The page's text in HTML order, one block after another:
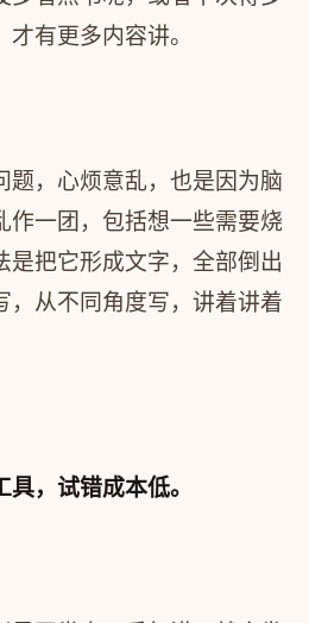
有更多内容讲。
题，心烦意乱，也是因为脑
作一团，包括想一些需要烧
是把它形成文字，全部倒出
，从不同角度写，讲着讲着
，试错成本低。